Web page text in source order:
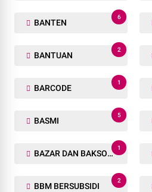
BANTEN
6
BANTUAN
2
BARCODE
1
BASMI
5
BAZAR DAN BAKSOS RAMADHAN
1
BBM BERSUBSIDI
2